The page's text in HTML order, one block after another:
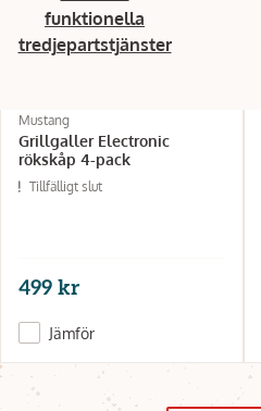
funktionella
tredjepartstjänster
Mustang
Grillgaller Electronic
rökskåp 4-pack
Tillfälligt slut
499 kr
Jämför